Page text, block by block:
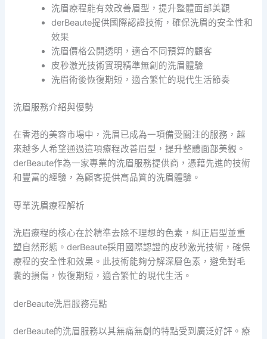
洗眉療程能有效改善眉型，提升整體面部美觀
derBeaute提供國際認證技術，確保洗眉的安全性和
效果
洗眉價格公開透明，適合不同預算的顧客
皮秒激光技術實現精準無創的洗眉體驗
洗眉術後恢復期短，適合繁忙的現代生活節奏
洗眉服務介紹與優勢
在香港的美容市場中，洗眉已成為一項備受關注的服務，越
來越多人希望通過這項療程改善眉型，提升整體面部美觀。
derBeaute作為一家專業的洗眉服務提供商，憑藉先進的技術
和豐富的經驗，為顧客提供高品質的洗眉體驗。
專業洗眉療程解析
洗眉療程的核心在於精準去除不理想的色素，糾正眉型並重
塑自然形態。derBeaute採用國際認證的皮秒激光技術，確保
療程的安全性和效果。此技術能夠分解深層色素，避免對毛
囊的損傷，恢復期短，適合繁忙的現代生活。
derBeaute洗眉服務亮點
derBeaute的洗眉服務以其無痛無創的特點受到廣泛好評。療